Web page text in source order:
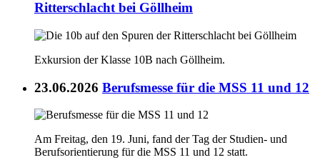
Ritterschlacht bei Göllheim
Exkursion der Klasse 10B nach Göllheim.
23.06.2026 Berufsmesse für die MSS 11 und 12
Am Freitag, den 19. Juni, fand der Tag der Studien- und
Berufsorientierung für die MSS 11 und 12 statt.